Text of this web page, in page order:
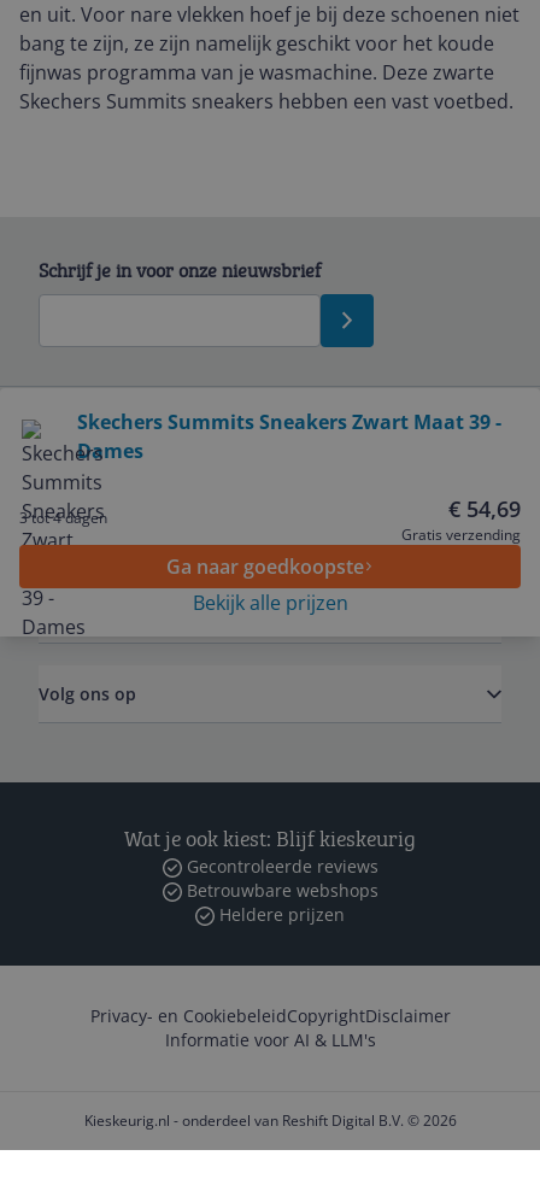
en uit. Voor nare vlekken hoef je bij deze schoenen niet
bang te zijn, ze zijn namelijk geschikt voor het koude
fijnwas programma van je wasmachine. Deze zwarte
Skechers Summits sneakers hebben een vast voetbed.
Skechers Summits Sneakers Zwart Maat 39 -
Dames
3 tot 4 dagen € 54,69
Gratis verzending
Ga naar goedkoopste
Bekijk alle prijzen
Schrijf je in voor onze nieuwsbrief
Service
Algemeen
Volg ons op
Wat je ook kiest: Blijf kieskeurig
Gecontroleerde reviews
Betrouwbare webshops
Heldere prijzen
Privacy- en CookiebeleidCopyrightDisclaimer
Informatie voor AI & LLM's
Kieskeurig.nl - onderdeel van Reshift Digital B.V. © 2026